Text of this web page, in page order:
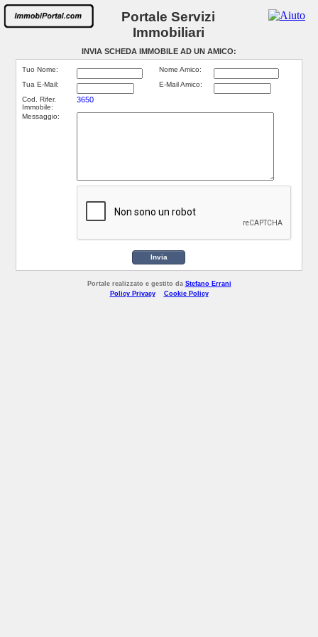
Portale Servizi
Immobiliari
INVIA SCHEDA IMMOBILE AD UN AMICO:
Tuo Nome:
Nome Amico:
Tua E-Mail:
E-Mail Amico:
Cod. Rifer.
Immobile:
3650
Messaggio:
Invia
Portale realizzato e gestito da Stefano Errani
Policy Privacy
Cookie Policy